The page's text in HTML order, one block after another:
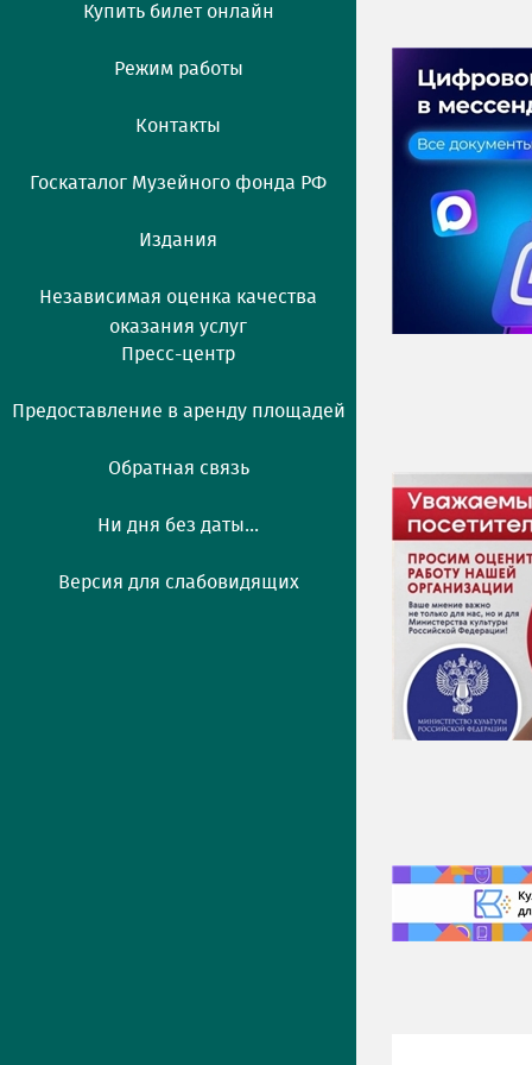
Купить билет онлайн
Режим работы
Контакты
Госкаталог Музейного фонда РФ
Издания
Независимая оценка качества
оказания услуг
Пресс-центр
Предоставление в аренду площадей
Обратная связь
Ни дня без даты...
Версия для слабовидящих